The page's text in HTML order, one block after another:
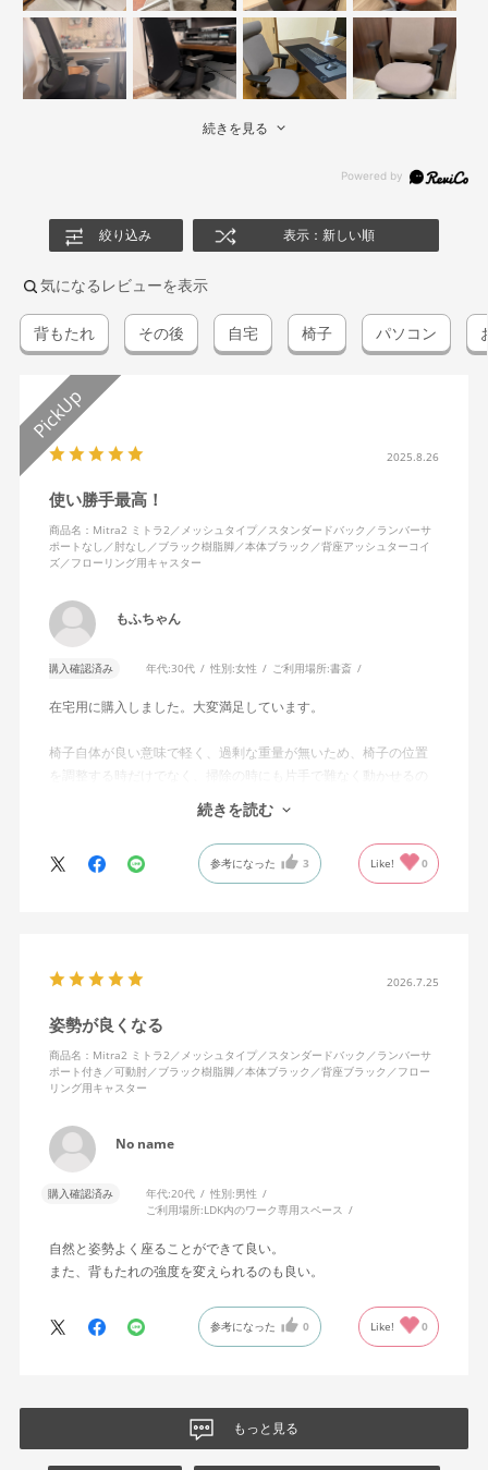
続きを見る
絞り込み 表示：新しい順
気になるレビューを表示
背もたれ その後 自宅 椅子 パソコン
2025.8.26
使い勝手最高！
商品名：Mitra2 ミトラ2／メッシュタイプ／スタンダードバック／ランバーサ
ポートなし／肘なし／ブラック樹脂脚／本体ブラック／背座アッシュターコイ
ズ／フローリング用キャスター
もふちゃん
購入確認済み 年代:30代 性別:女性 ご利用場所:書斎
在宅用に購入しました。大変満足しています。
椅子自体が良い意味で軽く、過剰な重量が無いため、椅子の位置
を調整する時だけでなく、掃除の時にも片手で難なく動かせるの
で、ストレスを感じません。
背中はメッシュ素材でハリがあり、沈み込みすぎないところが気
に入っています。色も画像通りのアッシュブルーで、部屋の差し
色になっています。
キャスターはフローリング用を選びました。とにかく動きが滑ら
思います。良い商品に巡り会えてとても嬉しいです。
続きを読む
参考になった 3 Like! 0
2026.7.25
姿勢が良くなる
商品名：Mitra2 ミトラ2／メッシュタイプ／スタンダードバック／ランバーサ
ポート付き／可動肘／ブラック樹脂脚／本体ブラック／背座ブラック／フロー
リング用キャスター
No name
購入確認済み 年代:20代 性別:男性
ご利用場所:LDK内のワーク専用スペース
自然と姿勢よく座ることができて良い。
また、背もたれの強度を変えられるのも良い。
参考になった 0 Like! 0
もっと見る